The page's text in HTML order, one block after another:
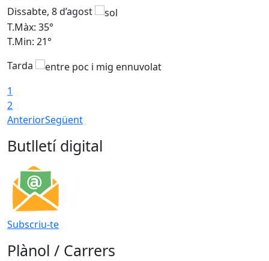
Dissabte, 8 d’agost
T.Màx: 35°
T.Min: 21°
Tarda
1
2
AnteriorSegüent
Butlletí digital
Subscriu-te
Plànol / Carrers